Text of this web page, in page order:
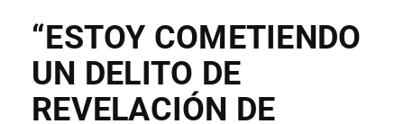
“ESTOY COMETIENDO
UN DELITO DE
REVELACIÓN DE